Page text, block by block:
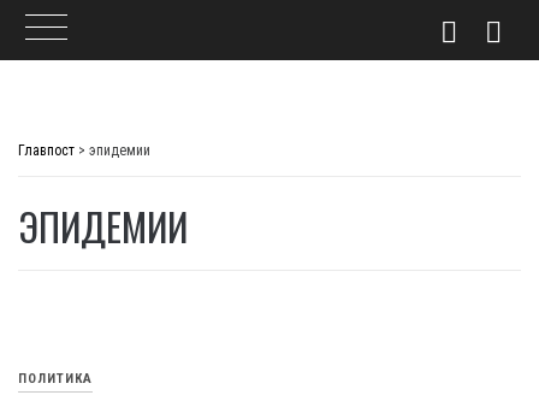
Главпост > эпидемии
ЭПИДЕМИИ
ПОЛИТИКА